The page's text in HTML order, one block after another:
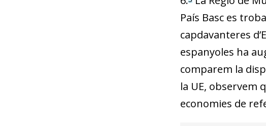
País Basc es
capdavanteres
espanyoles ha
comparem la
la UE, observem
economies de